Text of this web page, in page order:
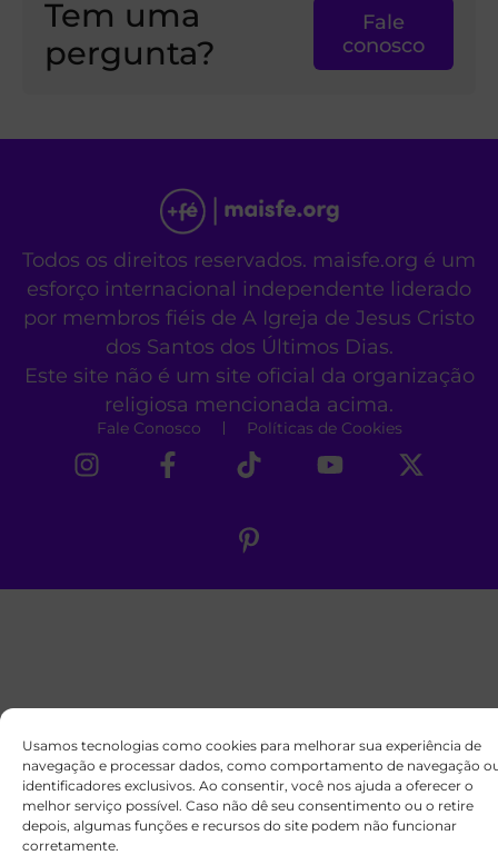
Usamos tecnologias como cookies para melhorar sua experiência de
navegação e processar dados, como comportamento de navegação
identificadores exclusivos. Ao consentir, você nos ajuda a oferecer o
melhor serviço possível. Caso não dê seu consentimento ou o retire
depois, algumas funções e recursos do site podem não funcionar
corretamente.
Tem uma
pergunta?
Fale
conosco
Todos os direitos reservados. maisfe.org é um
esforço internacional independente liderado
por membros fiéis de A Igreja de Jesus Cristo
dos Santos dos Últimos Dias.
Este site não é um site oficial da organização
religiosa mencionada acima.
Fale Conosco Políticas de Cookies